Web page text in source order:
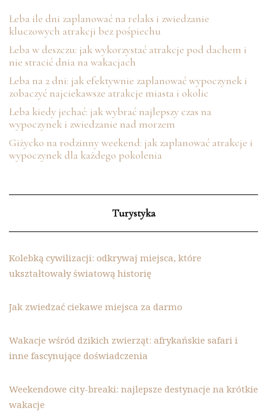
Łeba ile dni zaplanować na relaks i zwiedzanie
kluczowych atrakcji bez pośpiechu
Łeba w deszczu: jak wykorzystać atrakcje pod dachem i
nie stracić dnia na wakacjach
Łeba na 2 dni: jak efektywnie zaplanować wypoczynek i
zobaczyć najciekawsze atrakcje miasta i okolic
Łeba kiedy jechać: jak wybrać najlepszy czas na
wypoczynek i zwiedzanie nad morzem
Giżycko na rodzinny weekend: jak zaplanować atrakcje i
wypoczynek dla każdego pokolenia
Turystyka
Kolebką cywilizacji: odkrywaj miejsca, które
ukształtowały światową historię
Jak zwiedzać ciekawe miejsca za darmo
Wakacje wśród dzikich zwierząt: afrykańskie safari i
inne fascynujące doświadczenia
Weekendowe city-breaki: najlepsze destynacje na krótkie
wakacje